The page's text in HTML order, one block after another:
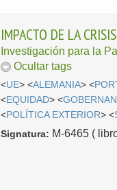
IMPACTO DE LA
Investigación para la
Ocultar tags
<UE> <ALEMANIA> <
<EQUIDAD> <
<POLÍTICA EXTERIOR> <
Signatura: M-6465 (